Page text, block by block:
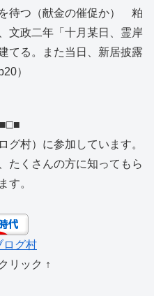
待つ（献金の催促か） 粕
文政二年「十月某日、霊岸
てる。また当日、新居披露
）
グ村）に参加しています。
たくさんの方に知ってもら
す。
ログ村
リック ↑